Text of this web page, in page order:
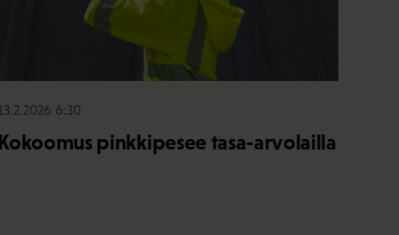
6:30
pinkkipesee tasa-arvolailla